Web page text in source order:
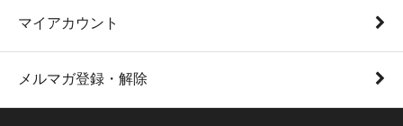
マイアカウント
メルマガ登録・解除